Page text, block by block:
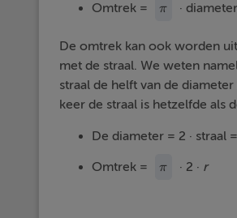
Omtrek = π
π · diameter
De omtrek kan ook worden
met de straal. We weten
straal de helft van de diameter
keer de straal is hetzelfde als
De diameter = 2 · straal =
Omtrek = π
π · 2 · r